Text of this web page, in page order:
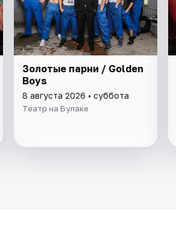
Золотые парни / Golden
Boys
8 августа 2026 • суббота
Театр на Булаке